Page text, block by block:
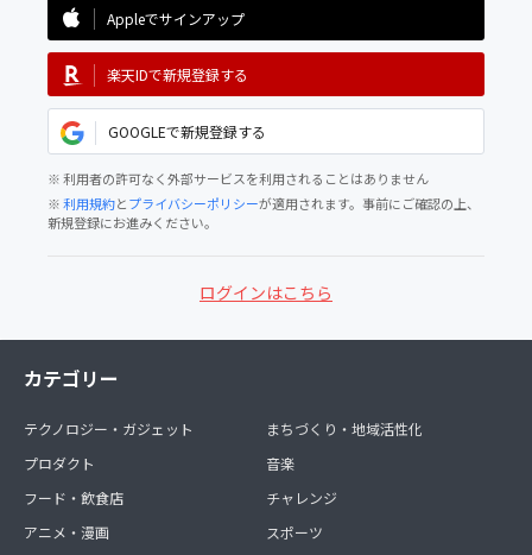
Appleでサインアップ
楽天IDで新規登録する
GOOGLEで新規登録する
※ 利用者の許可なく外部サービスを利用されることはありません
※利用規約とプライバシーポリシーが適用されます。事前にご確認の上、
新規登録にお進みください。
ログインはこちら
カテゴリー
テクノロジー・ガジェット
プロダクト
フード・飲食店
アニメ・漫画
まちづくり・地域活性化
音楽
チャレンジ
スポーツ